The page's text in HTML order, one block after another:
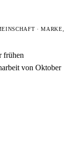
· MARKE,
frühen
von Oktober